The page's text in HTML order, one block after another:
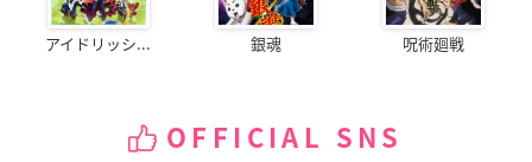
アイドリッシ... 銀魂 呪術廻戦
OFFICIAL SNS